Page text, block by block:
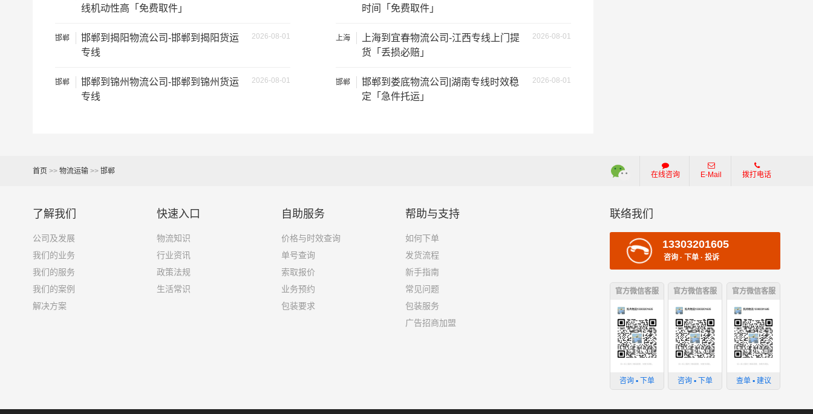
3.8米货车 15立方 2吨 3.8×1.7×2.2
5.2米货车 8吨
其他货主物流经验分享
已发过邯郸到松原物流专线的货主告诉大家如果你选择了一家不靠谱的物流公司，可能会面临以下风险和损失：
线机动性高「免费取件」
邯郸 2026-08-01
邯郸到揭阳物流公司-邯郸到揭阳货运
专线
邯郸 2026-08-01
邯郸到锦州物流公司-邯郸到锦州货运
专线
时间「免费取件」
上海 2026-08-01
上海到宜春物流公司-江西专线上门提
货「丢损必赔」
邯郸 2026-08-01
邯郸到娄底物流公司|湖南专线时效稳
定「急件托运」
首页 >> 物流运输>> 邯郸 在线咨询 E-Mail 拨打电话
了解我们
公司及发展
我们的业务
我们的服务
我们的案例
解决方案
快速入口
物流知识
行业资讯
政策法规
生活常识
自助服务
价格与时效查询
单号查询
索取报价
业务预约
包装要求
帮助与支持
如何下单
发货流程
新手指南
常见问题
包装服务
广告招商加盟
联络我们
13303201605
咨询 · 下单 · 投诉
官方微信客服
咨询 ▪ 下单
官方微信客服
咨询 ▪ 下单
官方微信客服
查单 ▪ 建议